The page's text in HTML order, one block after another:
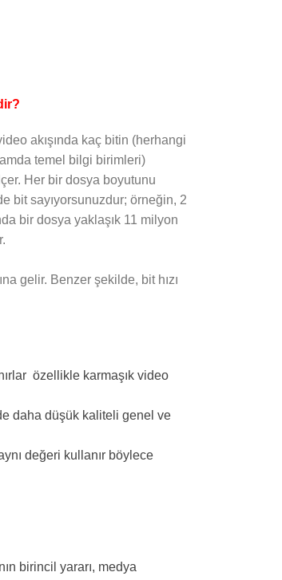
akışında kaç bitin (herhangi
temel bilgi birimleri)
Her bir dosya boyutunu
bit sayıyorsunuzdur; örneğin, 2
bir dosya yaklaşık 11 milyon
gelir. Benzer şekilde, bit hızı
özellikle karmaşık video
daha düşük kaliteli genel ve
değeri kullanır böylece
birincil yararı, medya